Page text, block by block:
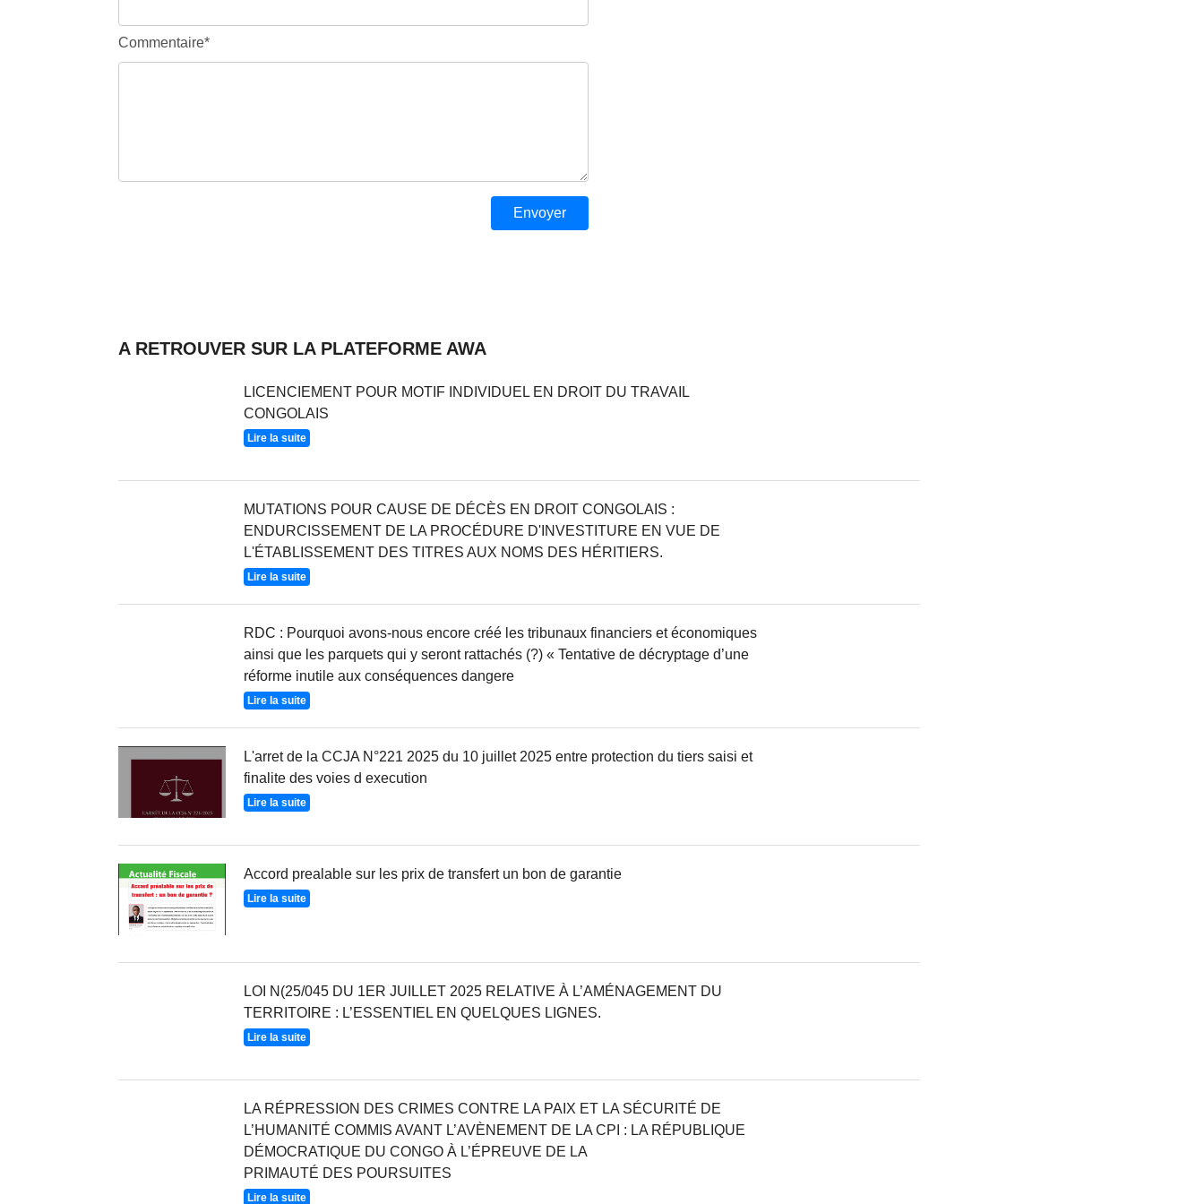
Commentaire*
A RETROUVER SUR LA PLATEFORME AWA
LICENCIEMENT POUR MOTIF INDIVIDUEL EN DROIT DU TRAVAIL
CONGOLAIS
Lire la suite
MUTATIONS POUR CAUSE DE DÉCÈS EN DROIT CONGOLAIS :
ENDURCISSEMENT DE LA PROCÉDURE D'INVESTITURE EN VUE DE
L'ÉTABLISSEMENT DES TITRES AUX NOMS DES HÉRITIERS.
Lire la suite
RDC : Pourquoi avons-nous encore créé les tribunaux financiers et économiques
ainsi que les parquets qui y seront rattachés (?) « Tentative de décryptage d’une
réforme inutile aux conséquences dangere
Lire la suite
L'arret de la CCJA N°221 2025 du 10 juillet 2025 entre protection du tiers saisi et
finalite des voies d execution
Lire la suite
Accord prealable sur les prix de transfert un bon de garantie
Lire la suite
LOI N(25/045 DU 1ER JUILLET 2025 RELATIVE À L’AMÉNAGEMENT DU
TERRITOIRE : L’ESSENTIEL EN QUELQUES LIGNES.
Lire la suite
LA RÉPRESSION DES CRIMES CONTRE LA PAIX ET LA SÉCURITÉ DE
L’HUMANITÉ COMMIS AVANT L’AVÈNEMENT DE LA CPI : LA RÉPUBLIQUE
DÉMOCRATIQUE DU CONGO À L’ÉPREUVE DE LA
PRIMAUTÉ DES POURSUITES
Lire la suite